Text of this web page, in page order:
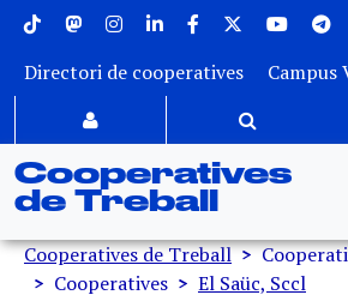
Vés al contingut
Menu superior
Directori de cooperatives Campus
Cooperatives
de Treball
Fil d'ariadna
Cooperatives de Treball
Cooperatives
El Saüc, Sccl